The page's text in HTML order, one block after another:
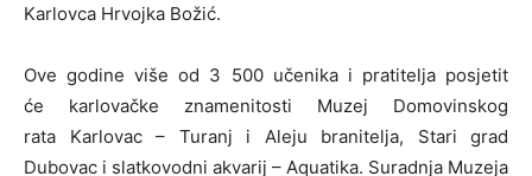
Karlovca Hrvojka Božić.
Ove godine više od 3 500 učenika i pratitelja posjetit
će karlovačke znamenitosti Muzej Domovinskog
rata Karlovac – Turanj i Aleju branitelja, Stari grad
Dubovac i slatkovodni akvarij – Aquatika. Suradnja Muzeja